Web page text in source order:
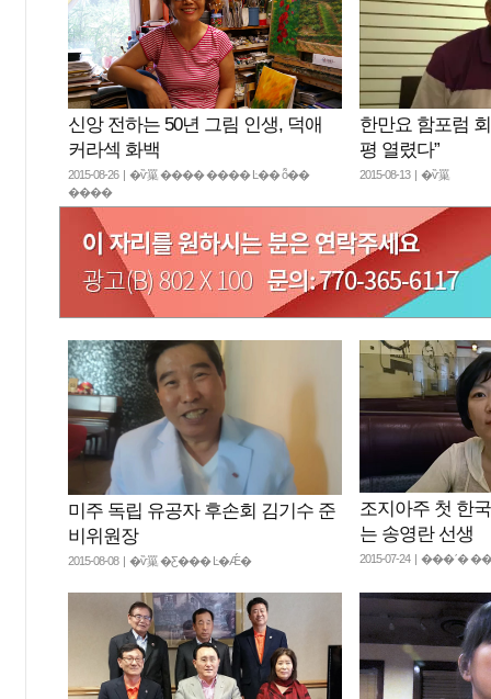
신앙 전하는 50년 그림 인생, 덕애
커라섹 화백
2015-08-26 | �ѷ罺 ���� ���� Ŀ�� ȭ��
����
한만요 함포럼
평 열렸다”
2015-08-13 | �ѷ罺
미주 독립 유공자 후손회 김기수 준
비위원장
2015-08-08 | �ѷ罺 �Ƹ��� Ŀ�Ǽ�
조지아주 첫 한
는 송영란 선생
2015-07-24 |